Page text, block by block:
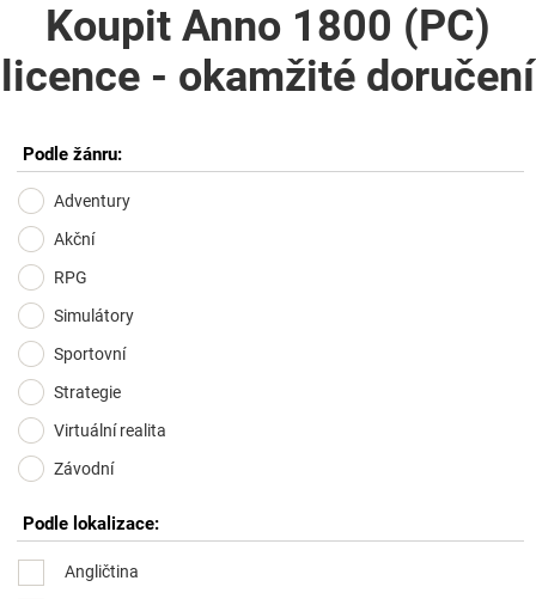
Koupit Anno 1800 (PC)
licence - okamžité doručení
Podle žánru:
Adventury
Akční
RPG
Simulátory
Sportovní
Strategie
Virtuální realita
Závodní
Podle lokalizace:
Angličtina